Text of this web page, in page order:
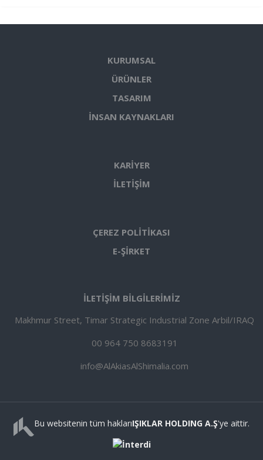
KURUMSAL
ÜRÜNLER
TASARIM
İNSAN KAYNAKLARI
KARİYER
İLETİŞİM
ÇEREZ POLİTİKASI
E-ŞİRKET
İLETİŞİM BİLGİLERİMİZ
Makhmur Street, Timar Strategic Industrial Zone Arbil/IRAQ
00 964 750 8683191
info@AlAkiasAlShimalia.com
Bu websitenin tüm haklarıIŞIKLAR HOLDING A.Ş'ye aittir.